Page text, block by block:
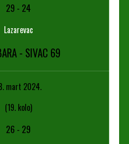
29 - 24
Lazarevac
- SIVAC 69
mart 2024.
(19. kolo)
26 - 29